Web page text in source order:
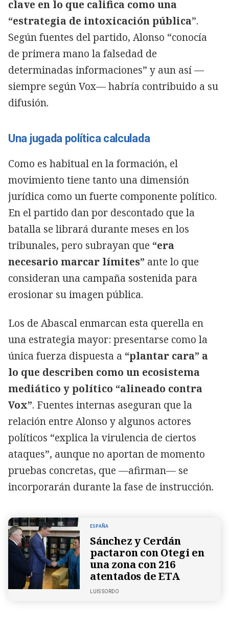
clave en lo que califica como una
“estrategia de intoxicación pública”.
Según fuentes del partido, Alonso “conocía
de primera mano la falsedad de
determinadas informaciones” y aun así —
siempre según Vox— habría contribuido a su
difusión.
Una jugada política calculada
Como es habitual en la formación, el
movimiento tiene tanto una dimensión
jurídica como un fuerte componente político.
En el partido dan por descontado que la
batalla se librará durante meses en los
tribunales, pero subrayan que “era
necesario marcar límites” ante lo que
consideran una campaña sostenida para
erosionar su imagen pública.
Los de Abascal enmarcan esta querella en
una estrategia mayor: presentarse como la
única fuerza dispuesta a “plantar cara” a
lo que describen como un ecosistema
mediático y político “alineado contra
Vox”. Fuentes internas aseguran que la
relación entre Alonso y algunos actores
políticos “explica la virulencia de ciertos
ataques”, aunque no aportan de momento
pruebas concretas, que —afirman— se
incorporarán durante la fase de instrucción.
ESPAÑA
Sánchez y Cerdán
pactaron con Otegi en
una zona con 216
atentados de ETA
LUIS SORDO